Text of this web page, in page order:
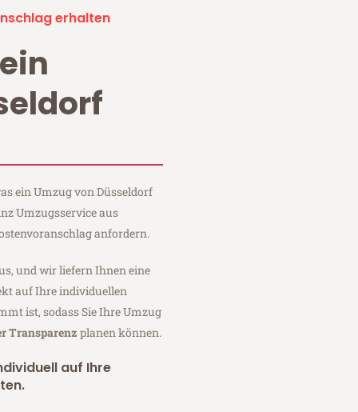
erhalten
ein Umzug von Düsseldorf
Umzugsservice aus
anfordern.
und wir liefern Ihnen eine
auf Ihre individuellen
ist, sodass Sie Ihre Umzug
Transparenz planen können.
auf Ihre